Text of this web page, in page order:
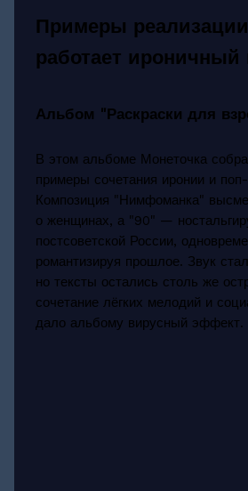
Примеры
работает
Альбом "Раскраски для
В этом альбоме Монеточка
примеры сочетания иронии и
Композиция "Нимфоманка"
о женщинах, а "90" —
постсоветской России,
романтизируя прошлое. Звук
но тексты остались столь же
сочетание лёгких мелодий и
дало альбому вирусный эффект.